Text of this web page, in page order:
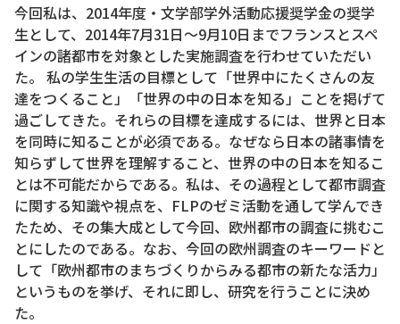
今回私は、2014年度・文学部学外活動応援奨学金の奨学
生として、2014年7月31日～9月10日までフランスとスペ
インの諸都市を対象とした実施調査を行わせていただい
た。 私の学生生活の目標として「世界中にたくさんの友
達をつくること」「世界の中の日本を知る」ことを掲げて
過ごしてきた。それらの目標を達成するには、世界と日本
を同時に知ることが必須である。なぜなら日本の諸事情を
知らずして世界を理解すること、世界の中の日本を知るこ
とは不可能だからである。私は、その過程として都市調査
に関する知識や視点を、FLPのゼミ活動を通して学んでき
たため、その集大成として今回、欧州都市の調査に挑むこ
とにしたのである。なお、今回の欧州調査のキーワードと
して「欧州都市のまちづくりからみる都市の新たな活力」
というものを挙げ、それに即し、研究を行うことに決め
た。